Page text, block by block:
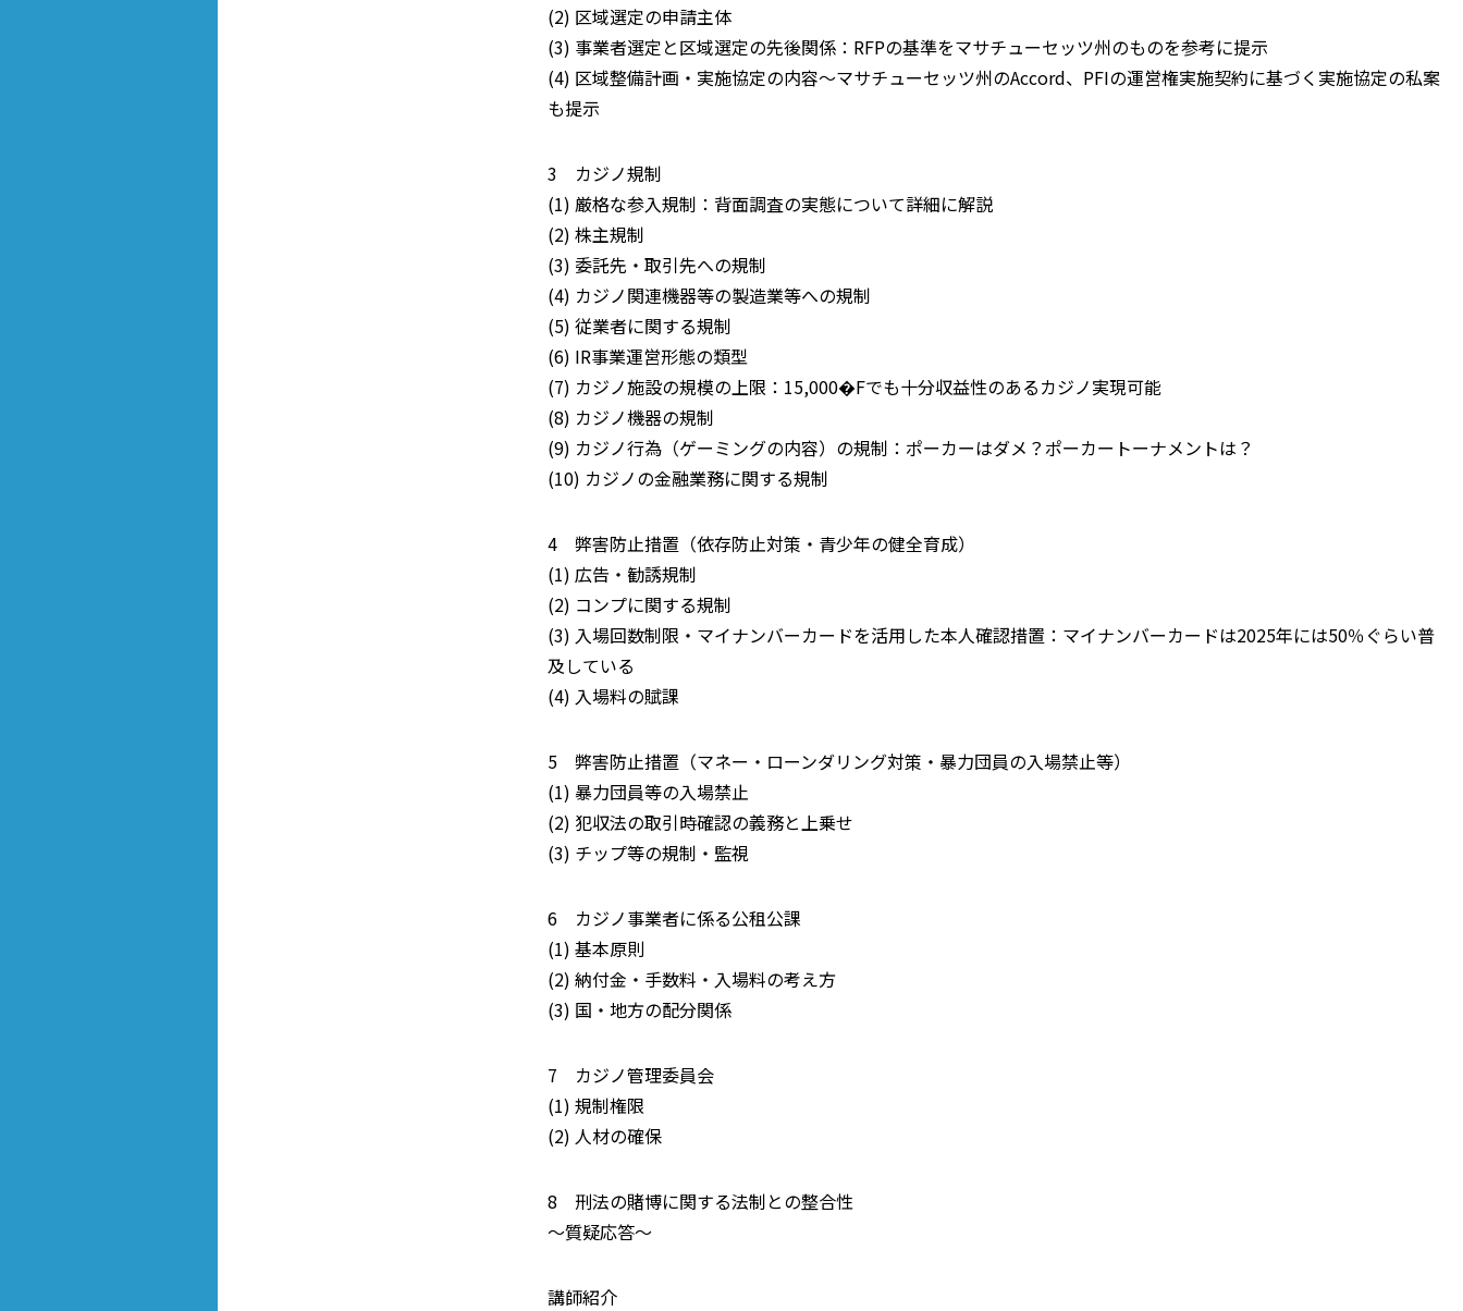
(2) 区域選定の申請主体
(3) 事業者選定と区域選定の先後関係：RFPの基準をマサチューセッツ州のものを参考に提示
(4) 区域整備計画・実施協定の内容〜マサチューセッツ州のAccord、PFIの運営権実施契約に基づく実施協定の私案
も提示
3 カジノ規制
(1) 厳格な参入規制：背面調査の実態について詳細に解説
(2) 株主規制
(3) 委託先・取引先への規制
(4) カジノ関連機器等の製造業等への規制
(5) 従業者に関する規制
(6) IR事業運営形態の類型
(7) カジノ施設の規模の上限：15,000�Fでも十分収益性のあるカジノ実現可能
(8) カジノ機器の規制
(9) カジノ行為（ゲーミングの内容）の規制：ポーカーはダメ？ポーカートーナメントは？
(10) カジノの金融業務に関する規制
4 弊害防止措置（依存防止対策・青少年の健全育成）
(1) 広告・勧誘規制
(2) コンプに関する規制
(3) 入場回数制限・マイナンバーカードを活用した本人確認措置：マイナンバーカードは2025年には50％ぐらい普
及している
(4) 入場料の賦課
5 弊害防止措置（マネー・ローンダリング対策・暴力団員の入場禁止等）
(1) 暴力団員等の入場禁止
(2) 犯収法の取引時確認の義務と上乗せ
(3) チップ等の規制・監視
6 カジノ事業者に係る公租公課
(1) 基本原則
(2) 納付金・手数料・入場料の考え方
(3) 国・地方の配分関係
7 カジノ管理委員会
(1) 規制権限
(2) 人材の確保
8 刑法の賭博に関する法制との整合性
〜質疑応答〜
講師紹介